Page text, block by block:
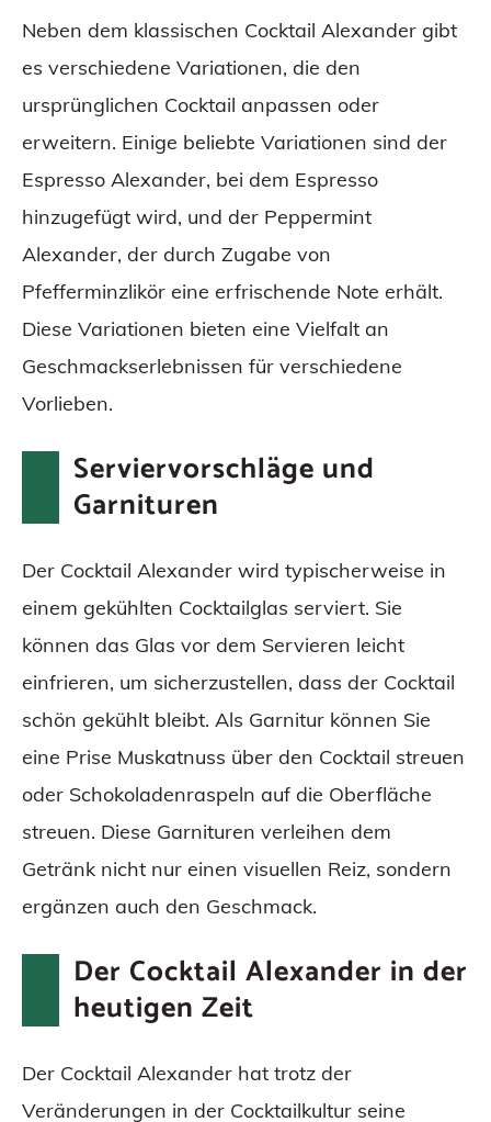
Neben dem klassischen Cocktail Alexander gibt
es verschiedene Variationen, die den
ursprünglichen Cocktail anpassen oder
erweitern. Einige beliebte Variationen sind der
Espresso Alexander, bei dem Espresso
hinzugefügt wird, und der Peppermint
Alexander, der durch Zugabe von
Pfefferminzlikör eine erfrischende Note erhält.
Diese Variationen bieten eine Vielfalt an
Geschmackserlebnissen für verschiedene
Vorlieben.
Serviervorschläge und
Garnituren
Der Cocktail Alexander wird typischerweise in
einem gekühlten Cocktailglas serviert. Sie
können das Glas vor dem Servieren leicht
einfrieren, um sicherzustellen, dass der Cocktail
schön gekühlt bleibt. Als Garnitur können Sie
eine Prise Muskatnuss über den Cocktail streuen
oder Schokoladenraspeln auf die Oberfläche
streuen. Diese Garnituren verleihen dem
Getränk nicht nur einen visuellen Reiz, sondern
ergänzen auch den Geschmack.
Der Cocktail Alexander in der
heutigen Zeit
Der Cocktail Alexander hat trotz der
Veränderungen in der Cocktailkultur seine